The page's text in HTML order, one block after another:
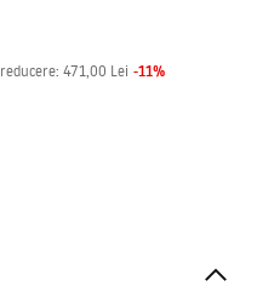
471,00 Lei -11%